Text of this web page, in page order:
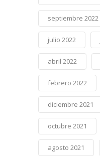
septiembre 2022
julio 2022
abril 2022
febrero 2022
diciembre 2021
octubre 2021
agosto 2021